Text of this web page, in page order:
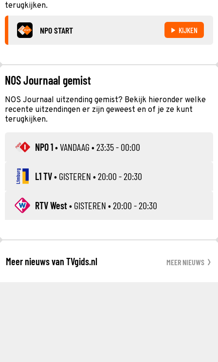
terugkijken.
NPO START KIJKEN
NOS Journaal gemist
NOS Journaal uitzending gemist? Bekijk hieronder welke
recente uitzendingen er zijn geweest en of je ze kunt
terugkijken.
NPO 1•VANDAAG • 23:35 - 00:00
L1 TV• GISTEREN • 20:00 - 20:30
RTV West• GISTEREN • 20:00 - 20:30
Meer nieuws van TVgids.nl MEER NIEUWS